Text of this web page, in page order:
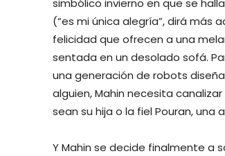
simbólico invierno en que se
(“es mi única alegría”, dirá más
felicidad que ofrecen a una
sentada en un desolado sofá.
una generación de robots
alguien, Mahin necesita
sean su hija o la fiel Pouran,
Y Mahin se decide finalmente a